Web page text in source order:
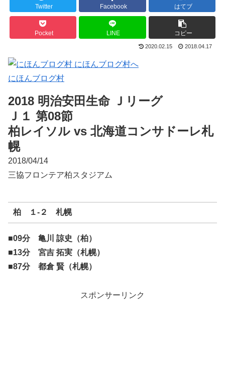
Twitter Facebook はてブ
Pocket LINE コピー
2020.02.15 2018.04.17
にほんブログ村
2018 明治安田生命 Ｊリーグ
Ｊ１ 第08節
柏レイソル vs 北海道コンサドーレ札
幌
2018/04/14
三協フロンテア柏スタジアム
柏 １-２ 札幌
■09分 亀川 諒史（柏）
■13分 宮吉 拓実（札幌）
■87分 都倉 賢（札幌）
スポンサーリンク